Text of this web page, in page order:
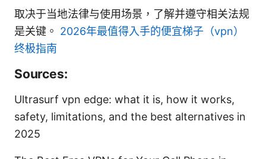
取决于当地法律与使用场景，了解并遵守相关法规
是关键。 2026年最值得入手的便宜梯子（vpn）
终极指南
Sources:
Ultrasurf vpn edge: what it is, how it works,
safety, limitations, and the best alternatives in
2025